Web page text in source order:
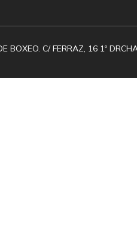
BOXEO. C/ FERRAZ, 16 1º